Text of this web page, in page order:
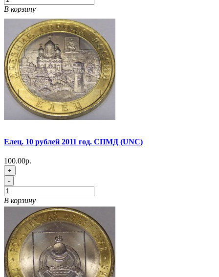
В корзину
Елец. 10 рублей 2011 год. СПМД (UNC)
100.00р.
+
-
В корзину